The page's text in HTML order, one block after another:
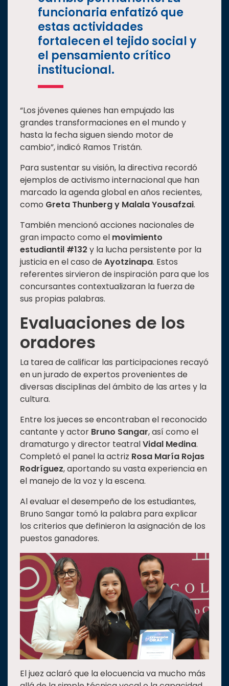
funcionaria enfatizó que
estas actividades
fortalecen el tejido social y
el pensamiento crítico
institucional.
“Los jóvenes quienes han empujado las
grandes transformaciones en el mundo y
hasta la fecha siguen siendo motor de
cambio”, indicó Ramos Tristán.
Para sustentar su visión, la directiva recordó
ejemplos de activismo internacional que han
marcado la agenda global en años recientes,
como Greta Thunberg y Malala Yousafzai.
También mencionó acciones nacionales de
gran impacto como el movimiento
estudiantil #132 y la lucha persistente por la
justicia en el caso deAyotzinapa. Estos
referentes sirvieron de inspiración para que los
concursantes contextualizaran la fuerza de
sus propias palabras.
Evaluaciones de los
oradores
La tarea de calificar las participaciones recayó
en un jurado de expertos provenientes de
diversas disciplinas del ámbito de las artes y la
cultura.
Entre los jueces se encontraban el reconocido
cantante y actor Bruno Sangar, así como el
dramaturgo y director teatralVidal Medina.
Completó el panel la actriz Rosa María Rojas
Rodríguez, aportando su vasta experiencia en
el manejo de la voz y la escena.
Al evaluar el desempeño de los estudiantes,
Bruno Sangar tomó la palabra para explicar
los criterios que definieron la asignación de los
puestos ganadores.
El juez aclaró que la elocuencia va mucho más